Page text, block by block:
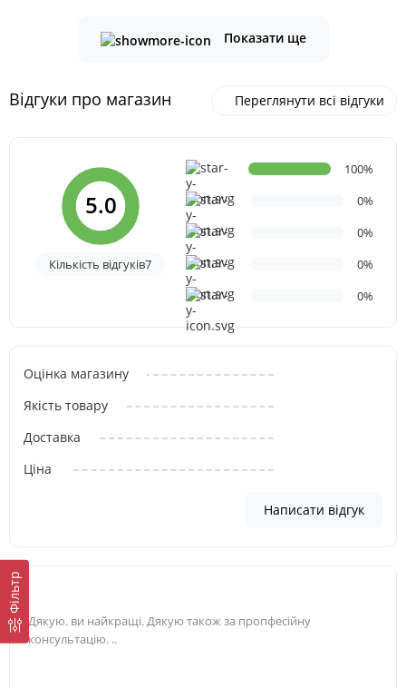
Фільтр
Показати ще
Відгуки про магазин Переглянути всі відгуки
5.0
Кількість відгуків7
100%
0%
0%
0%
0%
Оцінка магазину
Якість товару
Доставка
Ціна
Написати відгук
Дякую. ви найкращі. Дякую також за пропфесійну
консультацію. ..